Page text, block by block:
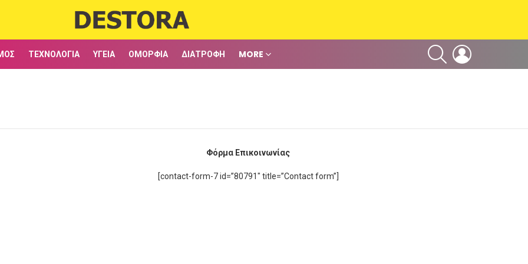
ΤΕΧΝΟΛΟΓΊΑ ΥΓΕΊΑ ΟΜΟΡΦΙΆ ΔΙΑΤΡΟΦΉ MORE
SEARCH
Φόρμα Επικοινωνίας
[contact-form-7 id=”80791″ title=”Contact form”]